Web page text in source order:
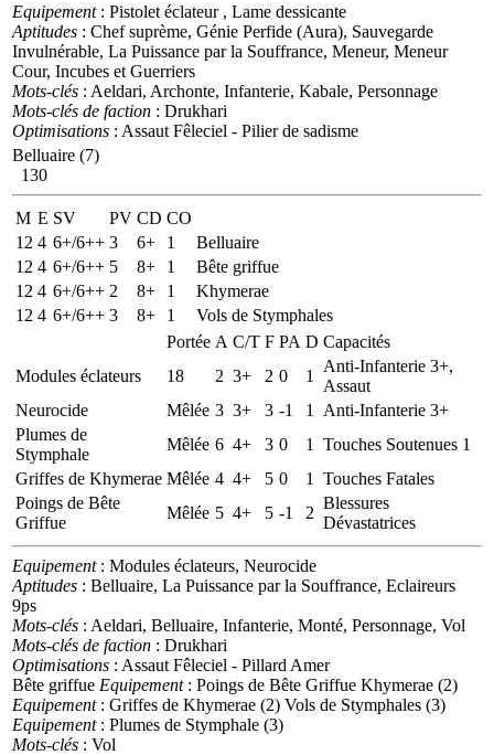
Equipement: Pistolet éclateur , Lame dessicante
Aptitudes : Chef suprème, Génie Perfide (Aura), Sauvegarde
Invulnérable, La Puissance par la Souffrance, Meneur, Meneur
Cour, Incubes et Guerriers
Mots-clés : Aeldari, Archonte, Infanterie, Kabale, Personnage
Mots-clés de faction : Drukhari
Optimisations : Assaut Fêleciel - Pilier de sadisme
Belluaire (7)
130
M E SV PV CD CO
12 4 6+/6++ 3 6+ 1
Belluaire
12 4 6+/6++ 5 8+ 1
Bête griffue
12 4 6+/6++ 2 8+ 1
Khymerae
12 4 6+/6++ 3 8+ 1
Vols de Stymphales
Portée A C/T F PA D Capacités
Modules éclateurs
18 2 3+ 2 0 1
Anti-Infanterie 3+,
Assaut
Neurocide
Mêlée 3 3+ 3 -1 1
Anti-Infanterie 3+
Plumes de
Stymphale
Mêlée 6 4+ 3 0 1
Touches Soutenues 1
Griffes de Khymerae Mêlée 4 4+ 5 0 1
Touches Fatales
Poings de Bête
Griffue
Mêlée 5 4+ 5 -1 2
Blessures
Dévastatrices
Equipement: Modules éclateurs, Neurocide
Aptitudes : Belluaire, La Puissance par la Souffrance, Eclaireurs
9ps
Mots-clés : Aeldari, Belluaire, Infanterie, Monté, Personnage, Vol
Mots-clés de faction : Drukhari
Optimisations : Assaut Fêleciel - Pillard Amer
Bête griffue Equipement: Poings de Bête Griffue Khymerae (2)
Equipement: Griffes de Khymerae (2) Vols de Stymphales (3)
Equipement: Plumes de Stymphale (3)
Mots-clés : Vol